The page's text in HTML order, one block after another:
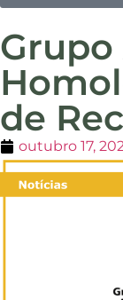
Grupo
de
outubro 17,